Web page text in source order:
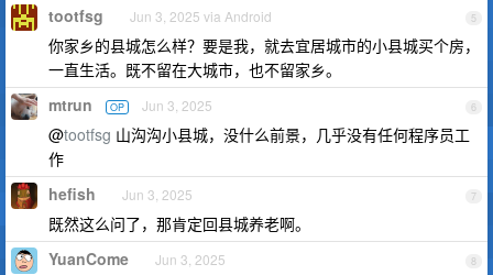
5
tootfsg Jun 3, 2025 via Android
你家乡的县城怎么样？要是我，就去宜居城市的小县城买个房，
一直生活。既不留在大城市，也不留家乡。
6
mtrun OP Jun 3, 2025
@tootfsg 山沟沟小县城，没什么前景，几乎没有任何程序员工
作
7
hefish Jun 3, 2025
既然这么问了，那肯定回县城养老啊。
8
YuanCome Jun 3, 2025